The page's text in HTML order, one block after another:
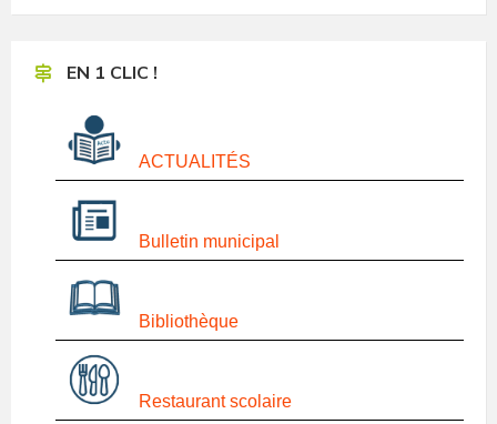
EN 1 CLIC !
ACTUALITÉS
Bulletin municipal
Bibliothèque
Restaurant scolaire